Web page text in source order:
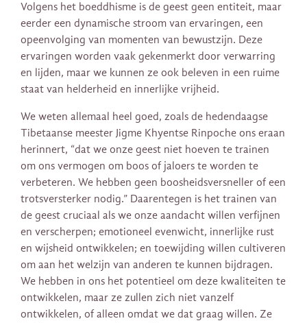
Volgens het boeddhisme is de geest geen entiteit, maar
eerder een dynamische stroom van ervaringen, een
opeenvolging van momenten van bewustzijn. Deze
ervaringen worden vaak gekenmerkt door verwarring
en lijden, maar we kunnen ze ook beleven in een ruime
staat van helderheid en innerlijke vrijheid.
We weten allemaal heel goed, zoals de hedendaagse
Tibetaanse meester Jigme Khyentse Rinpoche ons eraan
herinnert, “dat we onze geest niet hoeven te trainen
om ons vermogen om boos of jaloers te worden te
verbeteren. We hebben geen boosheidsversneller of een
trotsversterker nodig.” Daarentegen is het trainen van
de geest cruciaal als we onze aandacht willen verfijnen
en verscherpen; emotioneel evenwicht, innerlijke rust
en wijsheid ontwikkelen; en toewijding willen cultiveren
om aan het welzijn van anderen te kunnen bijdragen.
We hebben in ons het potentieel om deze kwaliteiten te
ontwikkelen, maar ze zullen zich niet vanzelf
ontwikkelen, of alleen omdat we dat graag willen. Ze